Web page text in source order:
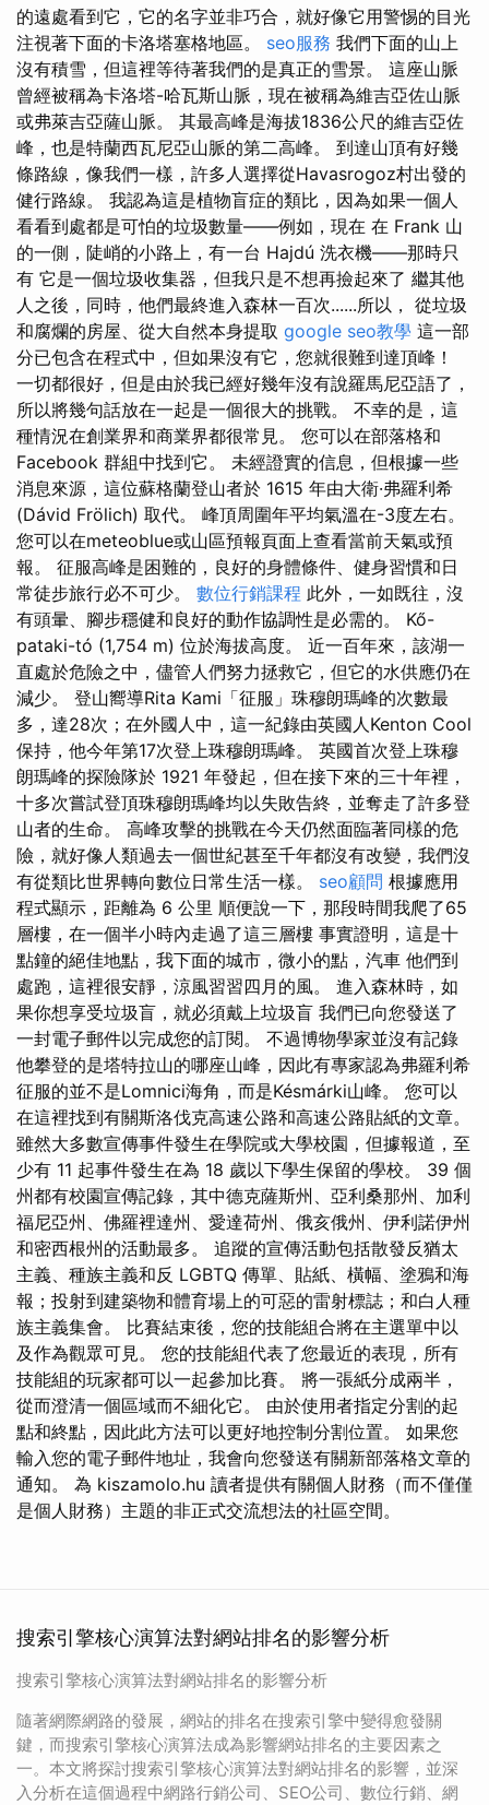
的遠處看到它，它的名字並非巧合，就好像它用警惕的目光
注視著下面的卡洛塔塞格地區。 seo服務 我們下面的山上
沒有積雪，但這裡等待著我們的是真正的雪景。 這座山脈
曾經被稱為卡洛塔-哈瓦斯山脈，現在被稱為維吉亞佐山脈
或弗萊吉亞薩山脈。 其最高峰是海拔1836公尺的維吉亞佐
峰，也是特蘭西瓦尼亞山脈的第二高峰。 到達山頂有好幾
條路線，像我們一樣，許多人選擇從Havasrogoz村出發的
健行路線。 我認為這是植物盲症的類比，因為如果一個人
看看到處都是可怕的垃圾數量——例如，現在 在 Frank 山
的一側，陡峭的小路上，有一台 Hajdú 洗衣機——那時只
有 它是一個垃圾收集器，但我只是不想再撿起來了 繼其他
人之後，同時，他們最終進入森林一百次......所以， 從垃圾
和腐爛的房屋、從大自然本身提取 google seo教學 這一部
分已包含在程式中，但如果沒有它，您就很難到達頂峰！
一切都很好，但是由於我已經好幾年沒有說羅馬尼亞語了，
所以將幾句話放在一起是一個很大的挑戰。 不幸的是，這
種情況在創業界和商業界都很常見。 您可以在部落格和
Facebook 群組中找到它。 未經證實的信息，但根據一些
消息來源，這位蘇格蘭登山者於 1615 年由大衛·弗羅利希
(Dávid Frölich) 取代。 峰頂周圍年平均氣溫在-3度左右。
您可以在meteoblue或山區預報頁面上查看當前天氣或預
報。 征服高峰是困難的，良好的身體條件、健身習慣和日
常徒步旅行必不可少。 數位行銷課程 此外，一如既往，沒
有頭暈、腳步穩健和良好的動作協調性是必需的。 Kő-
pataki-tó (1,754 m) 位於海拔高度。 近一百年來，該湖一
直處於危險之中，儘管人們努力拯救它，但它的水供應仍在
減少。 登山嚮導Rita Kami「征服」珠穆朗瑪峰的次數最
多，達28次；在外國人中，這一紀錄由英國人Kenton Cool
保持，他今年第17次登上珠穆朗瑪峰。 英國首次登上珠穆
朗瑪峰的探險隊於 1921 年發起，但在接下來的三十年裡，
十多次嘗試登頂珠穆朗瑪峰均以失敗告終，並奪走了許多登
山者的生命。 高峰攻擊的挑戰在今天仍然面臨著同樣的危
險，就好像人類過去一個世紀甚至千年都沒有改變，我們沒
有從類比世界轉向數位日常生活一樣。 seo顧問 根據應用
程式顯示，距離為 6 公里 順便說一下，那段時間我爬了65
層樓，在一個半小時​​內走過了這三層樓 事實證明，這是十
點鐘的絕佳地點，我下面的城市，微小的點，汽車 他們到
處跑，這裡很安靜，涼風習習四月的風。 進入森林時，如
果你想享受垃圾盲，就必須戴上垃圾盲 我們已向您發送了
一封電子郵件以完成您的訂閱。 不過博物學家並沒有記錄
他攀登的是塔特拉山的哪座山峰，因此有專家認為弗羅利希
征服的並不是Lomnici海角，而是Késmárki山峰。 您可以
在這裡找到有關斯洛伐克高速公路和高速公路貼紙的文章。
雖然大多數宣傳事件發生在學院或大學校園，但據報道，至
少有 11 起事件發生在為 18 歲以下學生保留的學校。 39 個
州都有校園宣傳記錄，其中德克薩斯州、亞利桑那州、加利
福尼亞州、佛羅裡達州、愛達荷州、俄亥俄州、伊利諾伊州
和密西根州的活動最多。 追蹤的宣傳活動包括散發反猶太
主義、種族主義和反 LGBTQ 傳單、貼紙、橫幅、塗鴉和海
報；投射到建築物和體育場上的可惡的雷射標誌；和白人種
族主義集會。 比賽結束後，您的技能組合將在主選單中以
及作為觀眾可見。 您的技能組代表了您最近的表現，所有
技能組的玩家都可以一起參加比賽。 將一張紙分成兩半，
從而澄清一個區域而不細化它。 由於使用者指定分割的起
點和終點，因此此方法可以更好地控制分割位置。 如果您
輸入您的電子郵件地址，我會向您發送有關新部落格文章的
通知。 為 kiszamolo.hu 讀者提供有關個人財務（而不僅僅
是個人財務）主題的非正式交流想法的社區空間。
搜索引擎核心演算法對網站排名的影響分析
搜索引擎核心演算法對網站排名的影響分析
隨著網際網路的發展，網站的排名在搜索引擎中變得愈發關
鍵，而搜索引擎核心演算法成為影響網站排名的主要因素之
一。本文將探討搜索引擎核心演算法對網站排名的影響，並深
入分析在這個過程中網路行銷公司、SEO公司、數位行銷、網